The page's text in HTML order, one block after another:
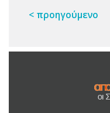
< προηγούμενο